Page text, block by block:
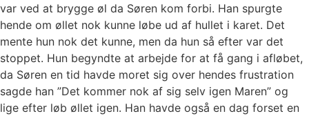
var ved at brygge øl da Søren kom forbi. Han spurgte
hende om øllet nok kunne løbe ud af hullet i karet. Det
mente hun nok det kunne, men da hun så efter var det
stoppet. Hun begyndte at arbejde for at få gang i afløbet,
da Søren en tid havde moret sig over hendes frustration
sagde han ”Det kommer nok af sig selv igen Maren” og
lige efter løb øllet igen. Han havde også en dag forset en